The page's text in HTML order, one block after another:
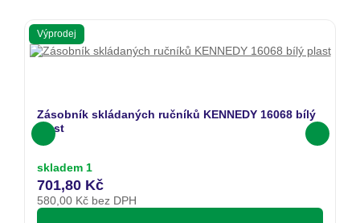
Výprodej
Zásobník skládaných ručníků KENNEDY 16068 bílý
plast
skladem 1
701,80 Kč
580,00 Kč bez DPH